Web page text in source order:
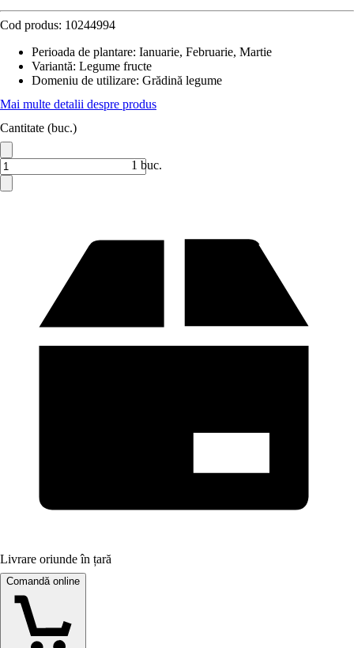
Cod produs: 10244994
Perioada de plantare: Ianuarie, Februarie, Martie
Variantă: Legume fructe
Domeniu de utilizare: Grădină legume
Mai multe detalii despre produs
Cantitate (buc.)
1 buc.
Livrare oriunde în țară
Comandă online